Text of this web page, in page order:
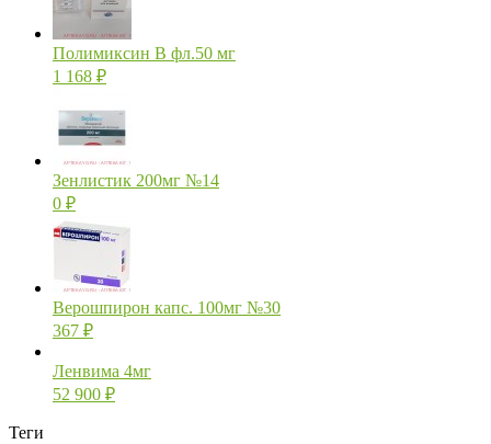
Полимиксин В фл.50 мг
1 168 ₽
Зенлистик 200мг №14
0 ₽
Верошпирон капс. 100мг №30
367 ₽
Ленвима 4мг
52 900 ₽
Теги